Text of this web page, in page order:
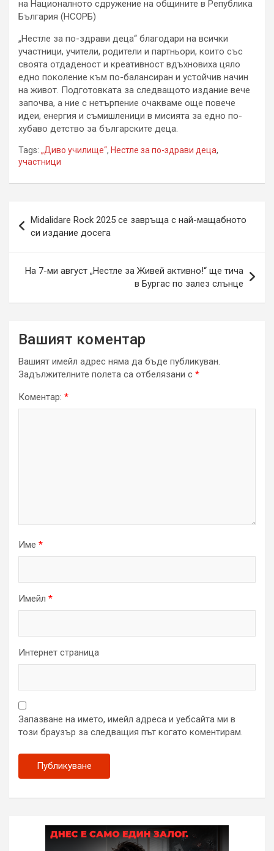
на Националното сдружение на общините в Република
България (НСОРБ)
„Нестле за по-здрави деца“ благодари на всички
участници, учители, родители и партньори, които със
своята отдаденост и креативност вдъхновиха цяло
едно поколение към по-балансиран и устойчив начин
на живот. Подготовката за следващото издание вече
започва, а ние с нетърпение очакваме още повече
идеи, енергия и съмишленици в мисията за едно по-
хубаво детство за българските деца.
Tags: „Диво училище“, Нестле за по-здрави деца,
участници
Midalidare Rock 2025 се завръща с най-мащабното
си издание досега
На 7-ми август „Нестле за Живей активно!“ ще тича
в Бургас по залез слънце
Вашият коментар
Вашият имейл адрес няма да бъде публикуван.
Задължителните полета са отбелязани с *
Коментар: *
Име *
Имейл *
Интернет страница
Запазване на името, имейл адреса и уебсайта ми в
този браузър за следващия път когато коментирам.